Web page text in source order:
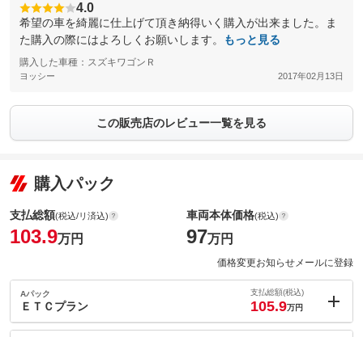
4.0
希望の車を綺麗に仕上げて頂き納得いく購入が出来ました。ま
た購入の際にはよろしくお願いします。
もっと見る
購入した車種：スズキワゴンＲ
ヨッシー 2017年02月13日
この販売店のレビュー一覧を見る
購入パック
支払総額(税込/リ済込)
103.9万円
車両本体価格(税込)
97万円
価格変更お知らせメールに登録
Aパック
ＥＴＣプラン
支払総額(税込)
105.9万円
内：オプシ